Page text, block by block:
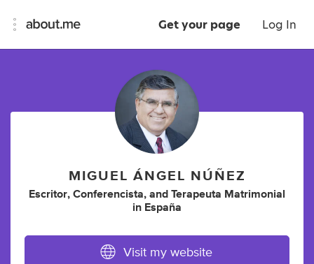
Get your page Log In
MIGUEL ÁNGEL NÚÑEZ
Escritor, Conferencista, and Terapeuta Matrimonial
in España
Visit my website